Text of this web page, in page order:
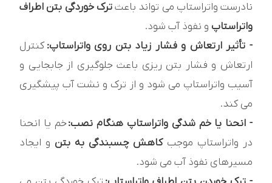
نادرست واتراستاپ می تواند باعثترک خوردگی بتن اطراف
واتراستاپ و نفوذ آب شود.
- تأثیر ارتعاش و فشار زیاد بتن روی واتراستاپ:کنترل
ارتعاش و فشار بتن ریزی باعث جلوگیری از جابجایی و
آسیب واتراستاپ می شود و از ترک و نشت آب پیشگیری
می کند.
- انحنا یا خم شدگی واتراستاپ هنگام نصب:خم یا انحنا
در واتراستاپ موجبکاهش چسبندگی به بتن و ایجاد
مسیرهای نفوذ آب می شود.